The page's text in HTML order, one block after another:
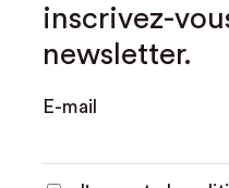
inscrivez-
newsletter.
E-mail